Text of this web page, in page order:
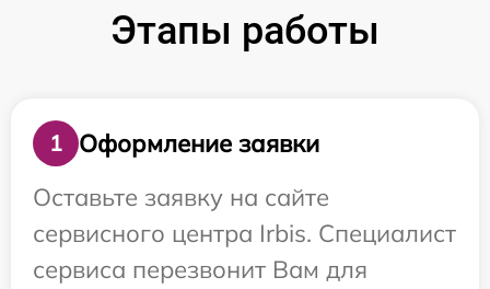
Этапы работы
1
Оформление заявки
Оставьте заявку на сайте
сервисного центра Irbis. Специалист
сервиса перезвонит Вам для